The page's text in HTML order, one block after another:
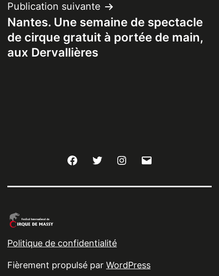
Publication suivante
Nantes. Une semaine de spectacle
de cirque gratuit à portée de main,
aux Dervallières
FacebookTwitter Instagram
Politique de confidentialité
Fièrement propulsé par WordPress